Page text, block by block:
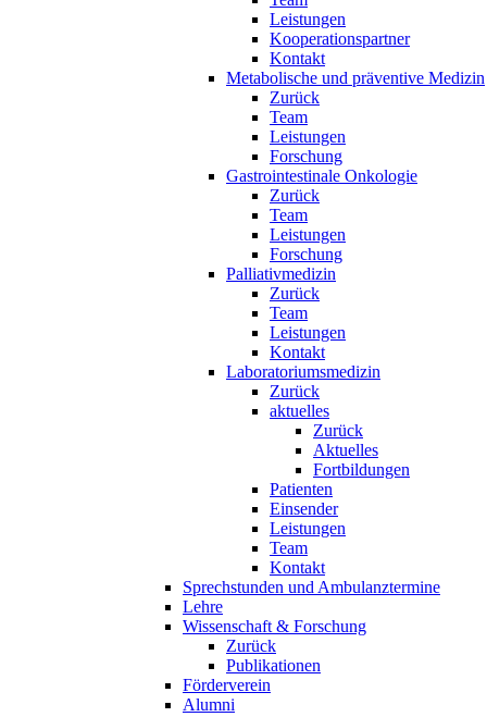
Leistungen
Kooperationspartner
Kontakt
Metabolische und präventive Medizin
Zurück
Team
Leistungen
Forschung
Gastrointestinale Onkologie
Zurück
Team
Leistungen
Forschung
Palliativmedizin
Zurück
Team
Leistungen
Kontakt
Laboratoriumsmedizin
Zurück
aktuelles
Zurück
Aktuelles
Fortbildungen
Patienten
Einsender
Leistungen
Team
Kontakt
Sprechstunden und Ambulanztermine
Lehre
Wissenschaft & Forschung
Zurück
Publikationen
Förderverein
Alumni